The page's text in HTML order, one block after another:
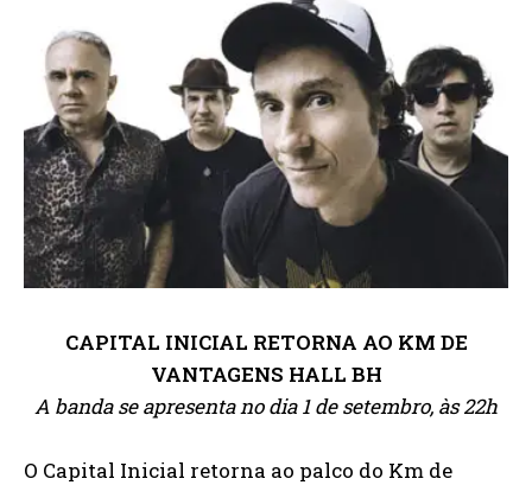
CAPITAL INICIAL RETORNA AO KM DE
VANTAGENS HALL BH
A banda se apresenta no dia 1 de setembro, às 22h
O Capital Inicial retorna ao palco do Km de